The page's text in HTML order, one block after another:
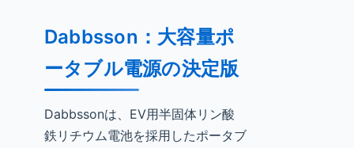
Dabbsson：大容量ポ
ータブル電源の決定版
Dabbssonは、EV用半固体リン酸
鉄リチウム電池を採用したポータブ